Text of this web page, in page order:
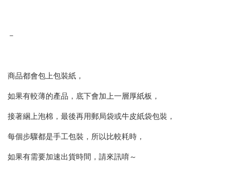
－
商品都會包上包裝紙，
如果有較薄的產品，底下會加上一層厚紙板，
接著綑上泡棉，最後再用郵局袋或牛皮紙袋包裝，
每個步驟都是手工包裝，所以比較耗時，
如果有需要加速出貨時間，請來訊唷～